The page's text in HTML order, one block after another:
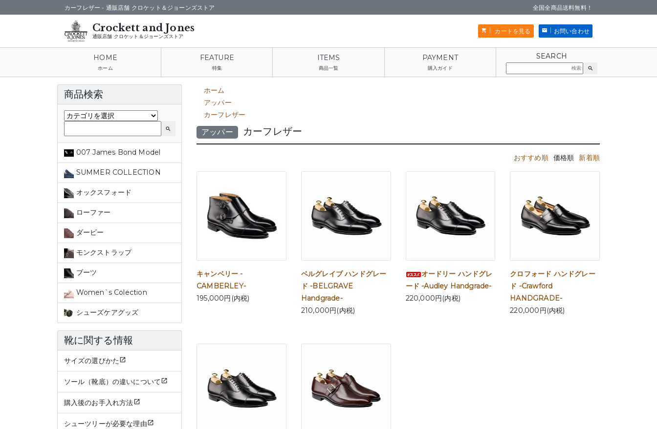
通販店舗 クロケット＆ジョーンズストア
カートを見る お問い合わせ
カーフレザー - 通販店舗 クロケット＆ジョーンズストア 全国全商品送料無料！
ホーム 特集 商品一覧 購入ガイド search
ホーム
アッパー
カーフレザー
アッパー カーフレザー
おすすめ順 価格順 新着順
キャンベリー -
CAMBERLEY-
195,000円(内税)
ベルグレイブ ハンドグレー
ド -BELGRAVE
Handgrade-
210,000円(内税)
オードリー ハンドグレ
ード -Audley Handgrade-
220,000円(内税)
クロフォード ハンドグレー
ド -Crawford
HANDGRADE-
220,000円(内税)
商品検索
search
007 James Bond Model
SUMMER COLLECTION
オックスフォード
ローファー
ダービー
モンクストラップ
ブーツ
Women`s Colection
シューズケアグッズ
靴に関する情報
サイズの選びかた
ソール（靴底）の違いについて
購入後のお手入れ方法
シューツリーが必要な理由